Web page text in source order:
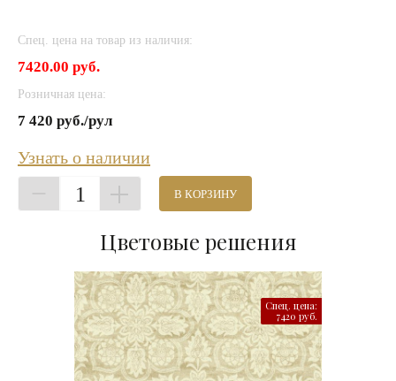
Спец. цена на товар из наличия:
7420.00 руб.
Розничная цена:
7 420 руб./рул
Узнать о наличии
1 В КОРЗИНУ
Цветовые решения
Спец. цена:
7420 руб.